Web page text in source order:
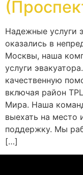
Надежные услуги
оказались в
Москвы, наша
услуги
качественную
включая район
Мира. Наша
выехать на место
поддержку. Мы
[…]